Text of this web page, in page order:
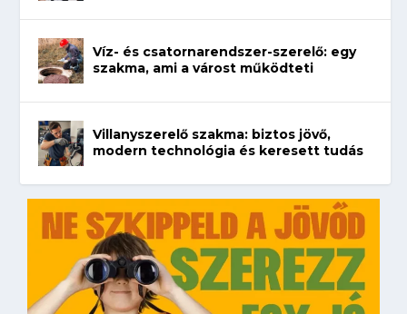
Víz- és csatornarendszer-szerelő: egy
szakma, ami a várost működteti
Villanyszerelő szakma: biztos jövő,
modern technológia és keresett tudás